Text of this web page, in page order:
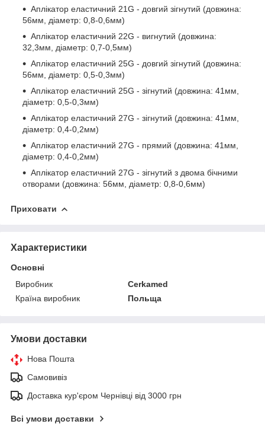
Аплікатор еластичний 21G - довгий зігнутий (довжина:
56мм, діаметр: 0,8-0,6мм)
Аплікатор еластичний 22G - вигнутий (довжина:
32,3мм, діаметр: 0,7-0,5мм)
Аплікатор еластичний 25G - довгий зігнутий (довжина:
56мм, діаметр: 0,5-0,3мм)
Аплікатор еластичний 25G - зігнутий (довжина: 41мм,
діаметр: 0,5-0,3мм)
Аплікатор еластичний 27G - зігнутий (довжина: 41мм,
діаметр: 0,4-0,2мм)
Аплікатор еластичний 27G - прямий (довжина: 41мм,
діаметр: 0,4-0,2мм)
Аплікатор еластичний 27G - зігнутий з двома бічними
отворами (довжина: 56мм, діаметр: 0,8-0,6мм)
Приховати
Характеристики
Основні
Виробник
Cerkamed
Країна виробник
Польща
Умови доставки
Нова Пошта
Самовивіз
Доставка кур'єром Чернівці від 3000 грн
Всі умови доставки